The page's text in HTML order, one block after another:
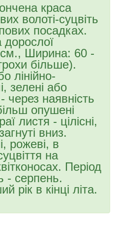
краса
волоті-суцвіть
посадках.
дорослої
Ширина: 60 -
більше).
лінійно-
зелені або
через наявність
опушені
листя - цілісні,
вниз.
рожеві, в
на
Період
- серпень.
рік в кінці літа.